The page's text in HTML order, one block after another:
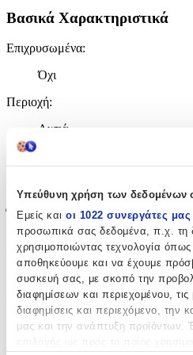
Υπεύθυνη χρήση των δεδομένων
Εμείς και οι 1022 συνεργάτες μας
προσωπικά σας δεδομένα, π.χ. τη
χρησιμοποιώντας τεχνολογία
αποθηκεύουμε και να έχουμε
συσκευή σας, με σκοπό την
διαφημίσεων και περιεχομένου, τις
διαφημίσεις και περιεχόμενο, την
μας και την ανάπτυξη προϊόντων.
Βασικά Χαρακτηριστικά
Επιχρυσωμένα:
Όχι
Περιοχή:
Αυτιά
Σετ:
Έξτρα Χαρακτηριστικά
Piercing:
Όχι
Νυφικά:
Όχι
Clip: